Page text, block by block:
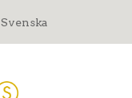
Svenska